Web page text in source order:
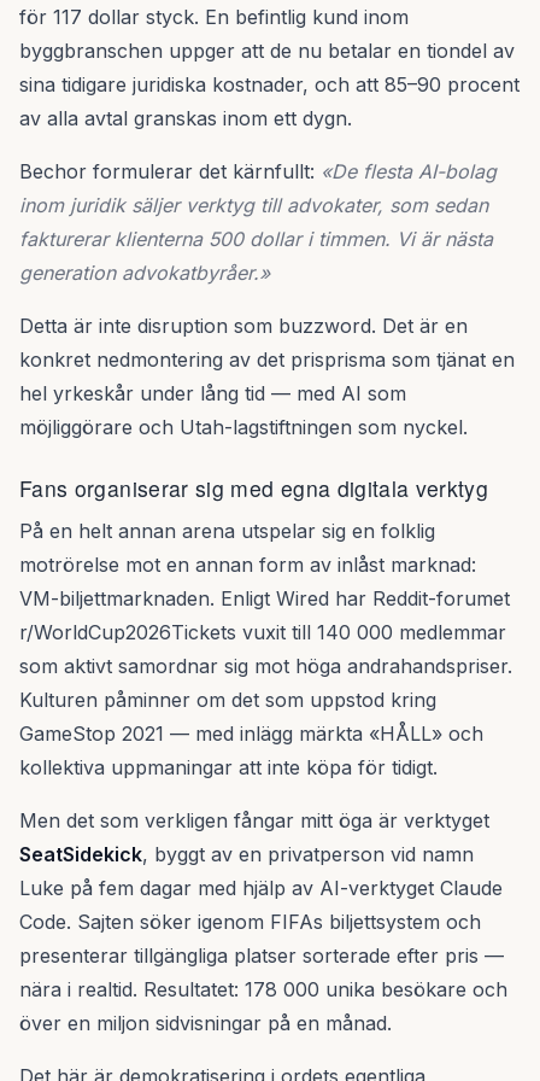
för 117 dollar styck. En befintlig kund inom
byggbranschen uppger att de nu betalar en tiondel av
sina tidigare juridiska kostnader, och att 85–90 procent
av alla avtal granskas inom ett dygn.
Bechor formulerar det kärnfullt: «De flesta AI-bolag
inom juridik säljer verktyg till advokater, som sedan
fakturerar klienterna 500 dollar i timmen. Vi är nästa
generation advokatbyråer.»
Detta är inte disruption som buzzword. Det är en
konkret nedmontering av det prisprisma som tjänat en
hel yrkeskår under lång tid — med AI som
möjliggörare och Utah-lagstiftningen som nyckel.
Fans organiserar sig med egna digitala verktyg
På en helt annan arena utspelar sig en folklig
motrörelse mot en annan form av inlåst marknad:
VM-biljettmarknaden. Enligt Wired har Reddit-forumet
r/WorldCup2026Tickets vuxit till 140 000 medlemmar
som aktivt samordnar sig mot höga andrahandspriser.
Kulturen påminner om det som uppstod kring
GameStop 2021 — med inlägg märkta «HÅLL» och
kollektiva uppmaningar att inte köpa för tidigt.
Men det som verkligen fångar mitt öga är verktyget
SeatSidekick, byggt av en privatperson vid namn
Luke på fem dagar med hjälp av AI-verktyget Claude
Code. Sajten söker igenom FIFAs biljettsystem och
presenterar tillgängliga platser sorterade efter pris —
nära i realtid. Resultatet: 178 000 unika besökare och
över en miljon sidvisningar på en månad.
Det här är demokratisering i ordets egentliga